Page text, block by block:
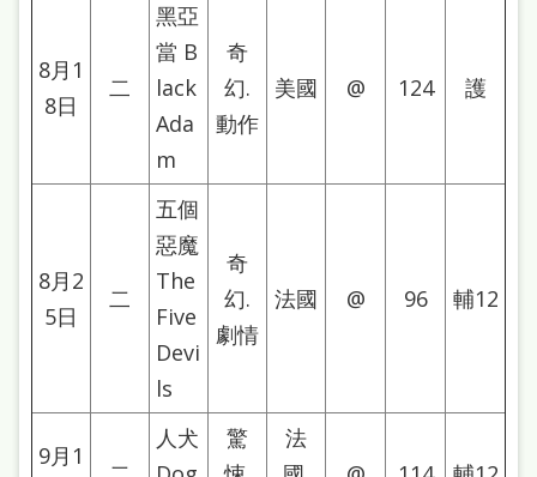
系
統
語
及
8月1
8日
二
黑亞
當 B
lack
Ada
m
奇
幻.
動作
美國 @ 124 護
8月2
5日
二
五個
惡魔
The
Five
Devi
ls
奇
幻.
劇情
法國 @ 96 輔12
9月1
人犬
驚
法